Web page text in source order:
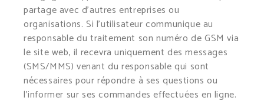
partage avec d’autres entreprises ou
organisations. Si l’utilisateur communique au
responsable du traitement son numéro de GSM via
le site web, il recevra uniquement des messages
(SMS/MMS) venant du responsable qui sont
nécessaires pour répondre à ses questions ou
l’informer sur ses commandes effectuées en ligne.